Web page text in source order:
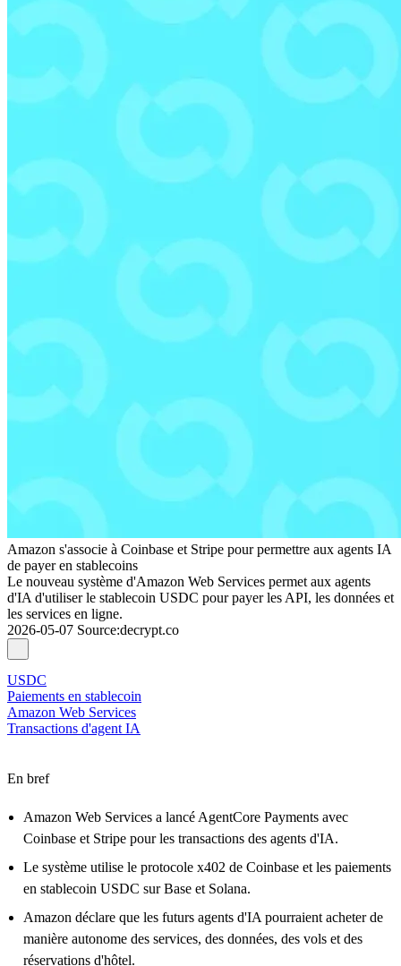
Amazon s'associe à Coinbase et Stripe pour permettre aux agents IA
de payer en stablecoins
Le nouveau système d'Amazon Web Services permet aux agents
d'IA d'utiliser le stablecoin USDC pour payer les API, les données et
les services en ligne.
2026-05-07 Source:decrypt.co
USDC
Paiements en stablecoin
Amazon Web Services
Transactions d'agent IA
En bref
Amazon Web Services a lancé AgentCore Payments avec
Coinbase et Stripe pour les transactions des agents d'IA.
Le système utilise le protocole x402 de Coinbase et les paiements
en stablecoin USDC sur Base et Solana.
Amazon déclare que les futurs agents d'IA pourraient acheter de
manière autonome des services, des données, des vols et des
réservations d'hôtel.